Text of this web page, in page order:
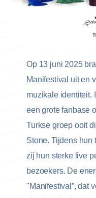
Op 13 juni 2025
Manifestival uit en
muzikale identiteit.
een grote fanbase
Turkse groep ooit
Stone. Tijdens hun
zij hun sterke live
bezoekers. De
"Manifestival”, dat